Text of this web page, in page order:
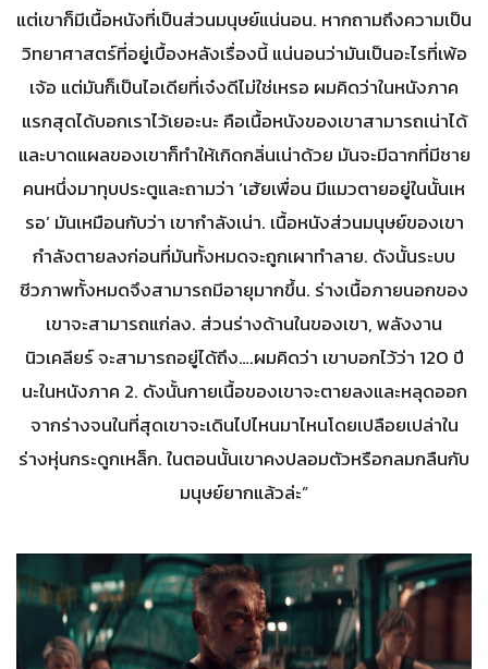
แต่เขาก็มีเนื้อหนังที่เป็นส่วนมนุษย์แน่นอน. หากถามถึงความเป็น
วิทยาศาสตร์ที่อยู่เบื้องหลังเรื่องนี้ แน่นอนว่ามันเป็นอะไรที่เพ้อ
เจ้อ แต่มันก็เป็นไอเดียที่เจ๋งดีไม่ใช่เหรอ ผมคิดว่าในหนังภาค
แรกสุดได้บอกเราไว้เยอะนะ คือเนื้อหนังของเขาสามารถเน่าได้
และบาดแผลของเขาก็ทำให้เกิดกลิ่นเน่าด้วย มันจะมีฉากที่มีชาย
คนหนึ่งมาทุบประตูและถามว่า ‘เฮ้ยเพื่อน มีแมวตายอยู่ในนั้นเห
รอ’ มันเหมือนกับว่า เขากำลังเน่า. เนื้อหนังส่วนมนุษย์ของเขา
กำลังตายลงก่อนที่มันทั้งหมดจะถูกเผาทำลาย. ดังนั้นระบบ
ชีวภาพทั้งหมดจึงสามารถมีอายุมากขึ้น. ร่างเนื้อภายนอกของ
เขาจะสามารถแก่ลง. ส่วนร่างด้านในของเขา, พลังงาน
นิวเคลียร์ จะสามารถอยู่ได้ถึง….ผมคิดว่า เขาบอกไว้ว่า 120 ปี
นะในหนังภาค 2. ดังนั้นกายเนื้อของเขาจะตายลงและหลุดออก
จากร่างจนในที่สุดเขาจะเดินไปไหนมาไหนโดยเปลือยเปล่าใน
ร่างหุ่นกระดูกเหล็ก. ในตอนนั้นเขาคงปลอมตัวหรือกลมกลืนกับ
มนุษย์ยากแล้วล่ะ”